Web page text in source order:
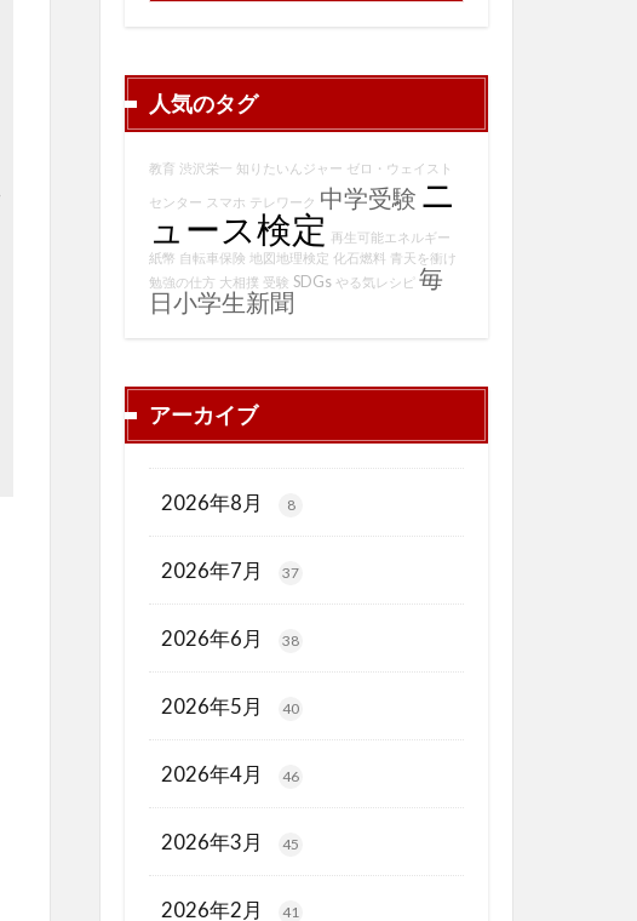
人気のタグ
教育 渋沢栄一 知りたいんジャー ゼロ・ウェイスト
センター スマホ テレワーク 中学受験 ニ
ュース検定
再生可能エネルギー
紙幣 自転車保険 地図地理検定 化石燃料 青天を衝け
勉強の仕方 大相撲 受験 SDGs やる気レシピ 毎
日小学生新聞
アーカイブ
2026年8月 8
2026年7月 37
2026年6月 38
2026年5月 40
2026年4月 46
2026年3月 45
2026年2月 41